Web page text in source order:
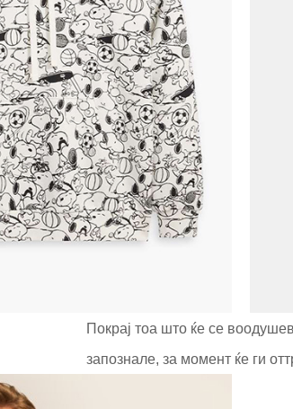
Покрај тоа што ќе се
запознале, за момент ќе ги